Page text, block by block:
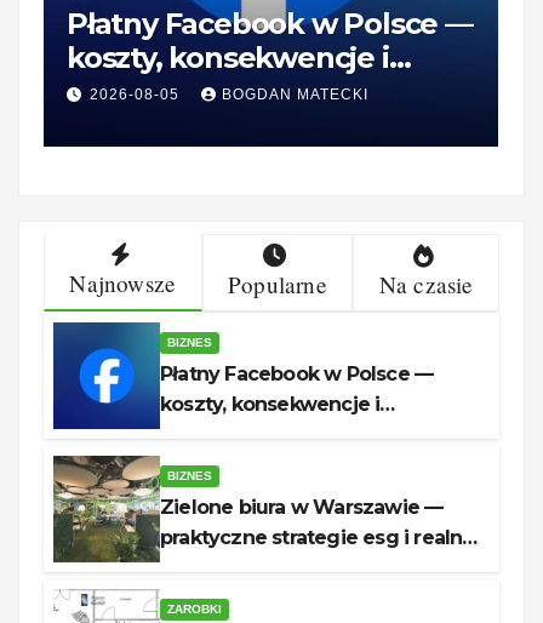
Płatny Facebook w Polsce —
koszty, konsekwencje i
rozwiązania dla firm
2026-08-05 BOGDAN MATECKI
Najnowsze Popularne Na czasie
BIZNES
Płatny Facebook w Polsce —
koszty, konsekwencje i
BIZNES
Zielone biura w Warszawie —
praktyczne strategie esg i realne
ZAROBKI